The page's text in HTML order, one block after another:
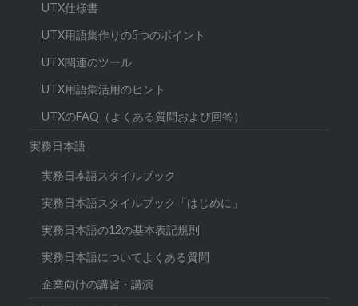
UTX仕様書
UTX用語集作りの5つのポイント
UTX関連のツール
UTX用語集活用のヒント
UTXのFAQ（よくある質問および回答）
実務日本語
実務日本語スタイルブック
実務日本語スタイルブック「はじめに」
実務日本語の12の基本表記規則
実務日本語についてよくある質問
企業向けの講習・講演